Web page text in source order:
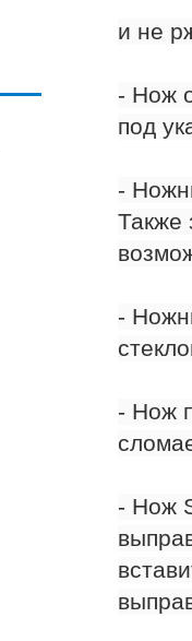
и не
- Нож
под
-
Также
-
- Нож
- Нож